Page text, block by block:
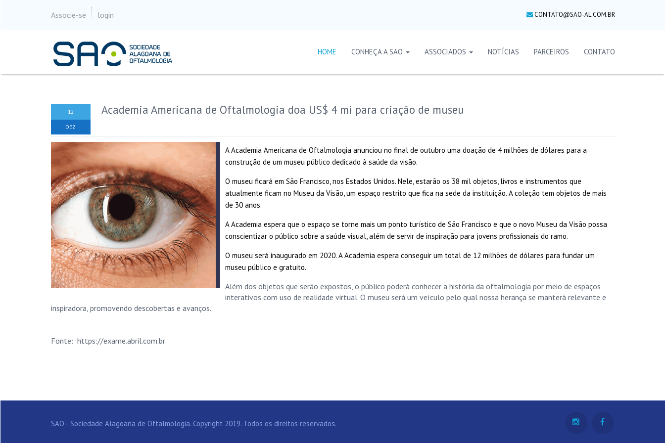
Associe-se login CONTATO@SAO-AL.COM.BR
HOME CONHEÇA A SAO ASSOCIADOS NOTÍCIAS PARCEIROS CONTATO
12
DEZ
Academia Americana de Oftalmologia doa US$ 4 mi para criação de museu
A Academia Americana de Oftalmologia anunciou no final de outubro uma doação de 4 milhões de dólares para a
construção de um museu público dedicado à saúde da visão.
O museu ficará em São Francisco, nos Estados Unidos. Nele, estarão os 38 mil objetos, livros e instrumentos que
atualmente ficam no Museu da Visão, um espaço restrito que fica na sede da instituição. A coleção tem objetos de mais
de 30 anos.
A Academia espera que o espaço se torne mais um ponto turístico de São Francisco e que o novo Museu da Visão possa
conscientizar o público sobre a saúde visual, além de servir de inspiração para jovens profissionais do ramo.
O museu será inaugurado em 2020. A Academia espera conseguir um total de 12 milhões de dólares para fundar um
museu público e gratuito.
Além dos objetos que serão expostos, o público poderá conhecer a história da oftalmologia por meio de espaços
interativos com uso de realidade virtual. O museu será um veículo pelo qual nossa herança se manterá relevante e
inspiradora, promovendo descobertas e avanços.
Fonte: https://exame.abril.com.br
SAO - Sociedade Alagoana de Oftalmologia. Copyright 2019. Todos os direitos reservados.